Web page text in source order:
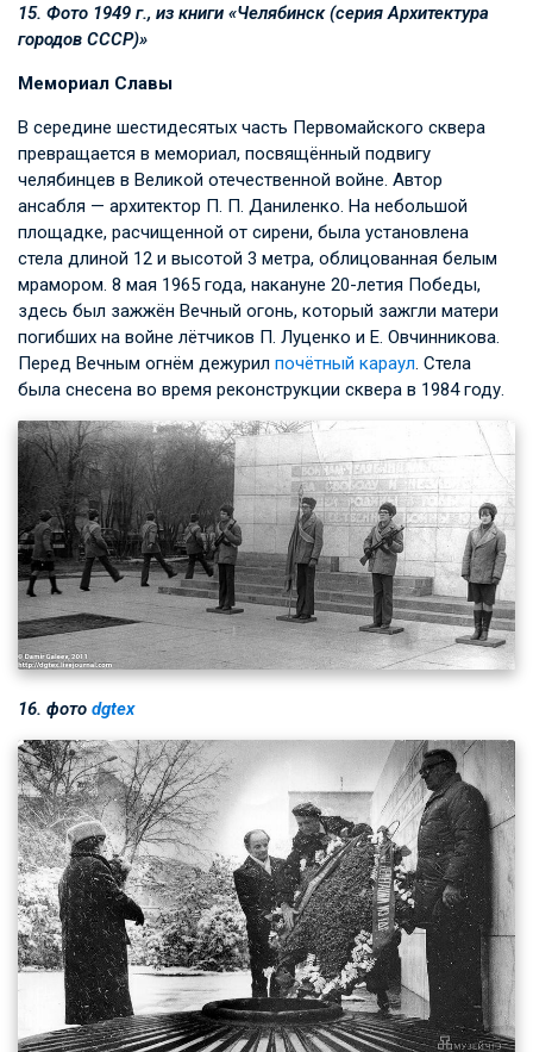
15. Фото 1949 г., из книги «Челябинск (серия Архитектура
городов СССР)»
Мемориал Славы
В середине шестидесятых часть Первомайского сквера
превращается в мемориал, посвящённый подвигу
челябинцев в Великой отечественной войне. Автор
ансабля — архитектор П. П. Даниленко. На небольшой
площадке, расчищенной от сирени, была установлена
стела длиной 12 и высотой 3 метра, облицованная белым
мрамором. 8 мая 1965 года, накануне 20-летия Победы,
здесь был зажжён Вечный огонь, который зажгли матери
погибших на войне лётчиков П. Луценко и Е. Овчинникова.
Перед Вечным огнём дежурил почётный караул. Стела
была снесена во время реконструкции сквера в 1984 году.
16. фото dgtex